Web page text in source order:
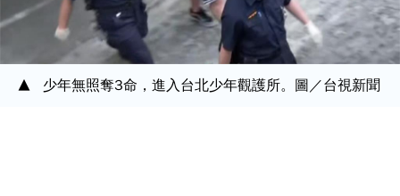
少年無照奪3命，進入台北少年觀護所。圖／台視新聞